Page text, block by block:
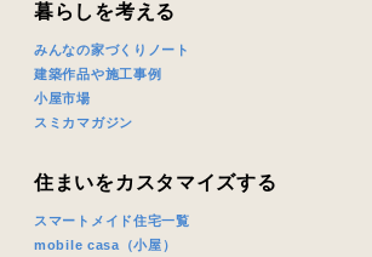
暮らしを考える
みんなの家づくりノート
建築作品や施工事例
小屋市場
スミカマガジン
住まいをカスタマイズする
スマートメイド住宅一覧
mobile casa（小屋）